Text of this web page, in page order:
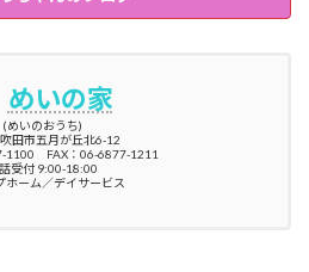
めいの家
(めいのおうち)
田市五月が丘北6-12
1100 FAX：06-6877-1211
受付 9:00-18:00
ホーム／デイサービス